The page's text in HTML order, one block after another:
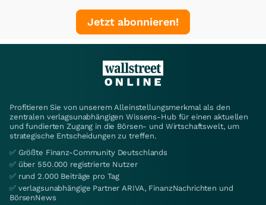
Jetzt abonnieren!
Profitieren Sie von unserem Alleinstellungsmerkmal als den
zentralen verlagsunabhängigen Wissens-Hub für einen aktuellen
und fundierten Zugang in die Börsen- und Wirtschaftswelt, um
strategische Entscheidungen zu treffen.
✅ Größte Finanz-Community Deutschlands
✅ über 550.000 registrierte Nutzer
✅ rund 2.000 Beiträge pro Tag
✅ verlagsunabhängige Partner ARIVA, FinanzNachrichten und
BörsenNews